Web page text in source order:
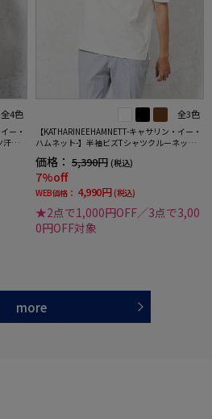
全4色
ー・
じみ
全3色
【KATHARINEEHAMNETT-キャサリン・イー・
ハムネット-】半袖ビズTシャツクルーネック無
価格： 5,390円 (税込)
7%off
WEB価格： 4,990円 (税込)
★2点で1,000円OFF／3点で3,00
0円OFF対象
more